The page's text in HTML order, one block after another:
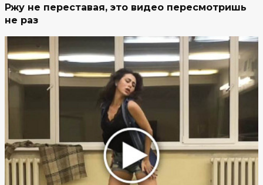
Ржу не переставая, это видео пересмотришь
не раз